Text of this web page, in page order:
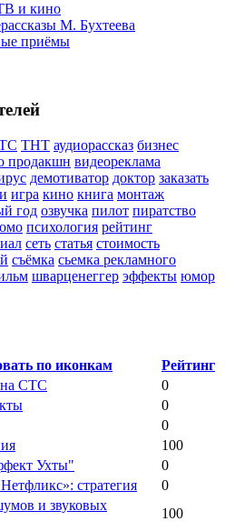
и кино
М. Бухтеева
приёмы
ТНТ аудиорассказ бизнес
продакшн видеореклама
демотиватор доктор заказать
игра кино книга монтаж
год озвучка пилот пиратство
психология рейтинг
сеть статья стоимость
съёмка сьемка рекламного
шварценеггер эффекты юмор
Рейтинг
на СТС
0
0
0
100
Ухты"
0
стратегия
0
и звуковых
100